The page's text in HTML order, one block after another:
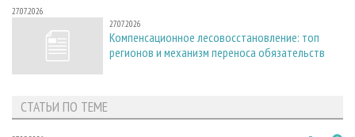
27.07.2026
27.07.2026
Компенсационное лесовосстановление: топ
регионов и механизм переноса обязательств
СТАТЬИ ПО ТЕМЕ